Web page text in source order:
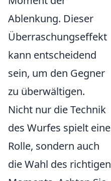
Ablenkung. Dieser
Überraschungseffekt
kann entscheidend
sein, um den Gegner
zu überwältigen.
Nicht nur die Technik
des Wurfes spielt eine
Rolle, sondern auch
die Wahl des richtigen